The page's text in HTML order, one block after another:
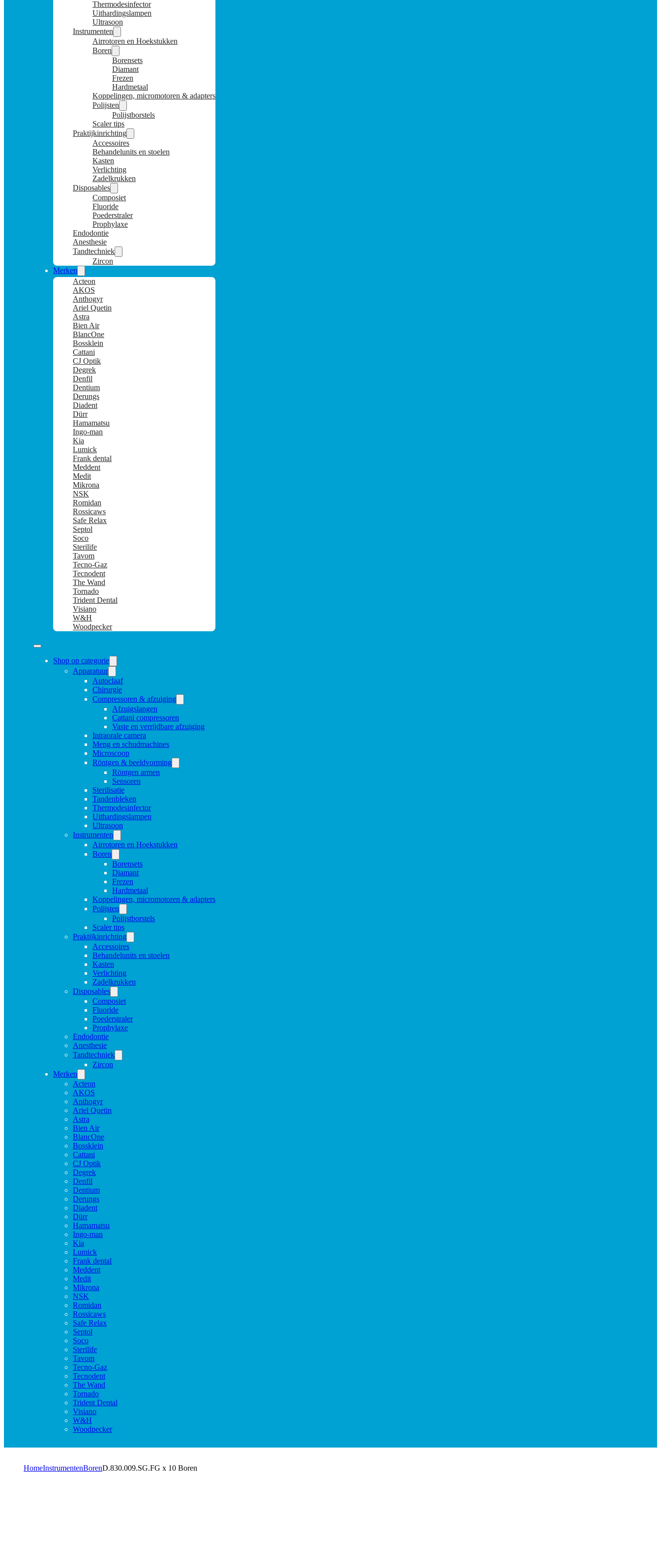
Thermodesinfector
Uithardingslampen
Ultrasoon
Instrumenten
Airrotoren en Hoekstukken
Boren
Borensets
Diamant
Frezen
Hardmetaal
Koppelingen, micromotoren & adapters
Polijsten
Polijstborstels
Scaler tips
Praktijkinrichting
Accessoires
Behandelunits en stoelen
Kasten
Verlichting
Zadelkrukken
Disposables
Composiet
Fluoride
Poederstraler
Prophylaxe
Endodontie
Anesthesie
Tandtechniek
Zircon
Merken
Acteon
AKOS
Anthogyr
Ariel Quetin
Astra
Bien Air
BlancOne
Bossklein
Cattani
CJ Optik
Degrek
Denfil
Dentium
Derungs
Diadent
Dürr
Hamamatsu
Ingo-man
Kia
Lumick
Frank dental
Meddent
Medit
Mikrona
NSK
Romidan
Rossicaws
Safe Relax
Septol
Soco
Sterilife
Tavom
Tecno-Gaz
Tecnodent
The Wand
Tornado
Trident Dental
Visiano
W&H
Woodpecker
Shop op categorie
Apparatuur
Autoclaaf
Chirurgie
Compressoren & afzuiging
Afzuigslangen
Cattani compressoren
Vaste en verrijdbare afzuiging
Intraorale camera
Meng en schudmachines
Microscoop
Röntgen & beeldvorming
Röntgen armen
Sensoren
Sterilisatie
Tandenbleken
Thermodesinfector
Uithardingslampen
Ultrasoon
Instrumenten
Airrotoren en Hoekstukken
Boren
Borensets
Diamant
Frezen
Hardmetaal
Koppelingen, micromotoren & adapters
Polijsten
Polijstborstels
Scaler tips
Praktijkinrichting
Accessoires
Behandelunits en stoelen
Kasten
Verlichting
Zadelkrukken
Disposables
Composiet
Fluoride
Poederstraler
Prophylaxe
Endodontie
Anesthesie
Tandtechniek
Zircon
Merken
Acteon
AKOS
Anthogyr
Ariel Quetin
Astra
Bien Air
BlancOne
Bossklein
Cattani
CJ Optik
Degrek
Denfil
Dentium
Derungs
Diadent
Dürr
Hamamatsu
Ingo-man
Kia
Lumick
Frank dental
Meddent
Medit
Mikrona
NSK
Romidan
Rossicaws
Safe Relax
Septol
Soco
Sterilife
Tavom
Tecno-Gaz
Tecnodent
The Wand
Tornado
Trident Dental
Visiano
W&H
Woodpecker
HomeInstrumentenBorenD.830.009.SG.FG x 10 Boren